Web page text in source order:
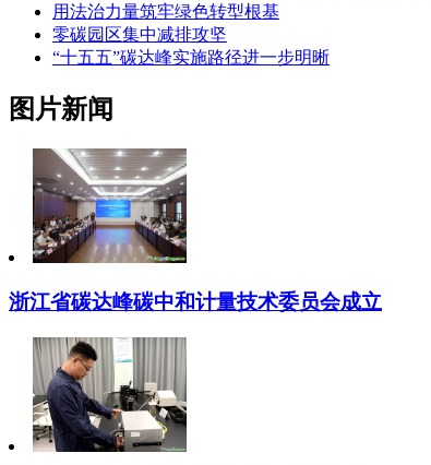
用法治力量筑牢绿色转型根基
零碳园区集中减排攻坚
“十五五”碳达峰实施路径进一步明晰
图片新闻
浙江省碳达峰碳中和计量技术委员会成立